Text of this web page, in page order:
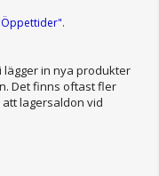
.
in nya produkter
Det finns oftast fler
lagersaldon vid